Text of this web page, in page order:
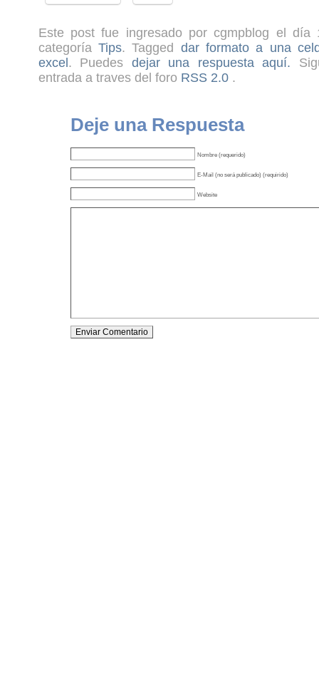
Este post fue ingresado por cgmpblog el
categoría Tips. Tagged dar formato a una
excel. Puedes dejar una respuesta aquí.
entrada a traves del foro RSS 2.0.
Deje una Respuesta
Nombre (requerido)
E-Mail (no será publicado) (requirido)
Website